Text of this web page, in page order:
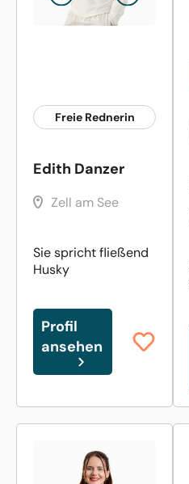
Freie Rednerin
Edith Danzer
Zell am See
Sie spricht fließend
Husky
Profil
ansehen